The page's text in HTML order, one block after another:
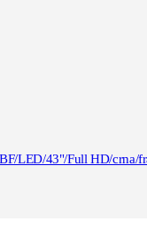
LED/43"/Full HD/crna/